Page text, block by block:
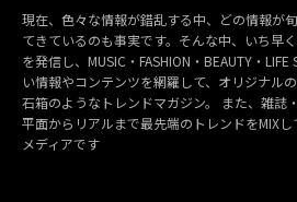
現在、色々な情報が錯乱する中、どの情報が
てきているのも事実です。そんな中、いち早
を発信し、MUSIC・FASHION・BEAUTY・
い情報やコンテンツを網羅して、オリジナル
石箱のようなトレンドマガジン。 また、雑誌
平面からリアルまで最先端のトレンドをMIX
メディアです